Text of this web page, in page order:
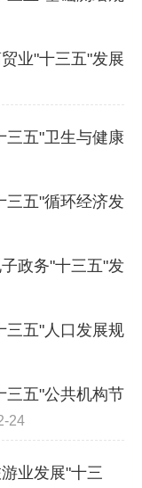
业"十三五"发展
三五"卫生与健康
三五"循环经济发
政务"十三五"发
三五"人口发展规
三五"公共机构节
24
业发展"十三